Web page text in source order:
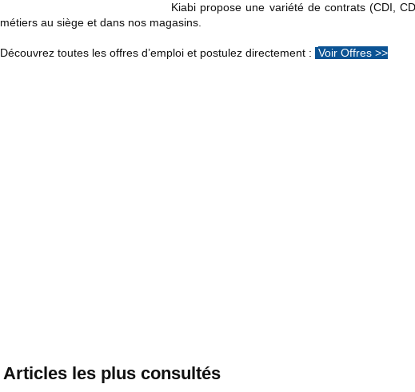
Kiabi propose une variété de contrats (CDI,
métiers au siège et dans nos magasins.
Découvrez toutes les offres d’emploi et postulez directement : Voir Offres >>
Articles les plus consultés